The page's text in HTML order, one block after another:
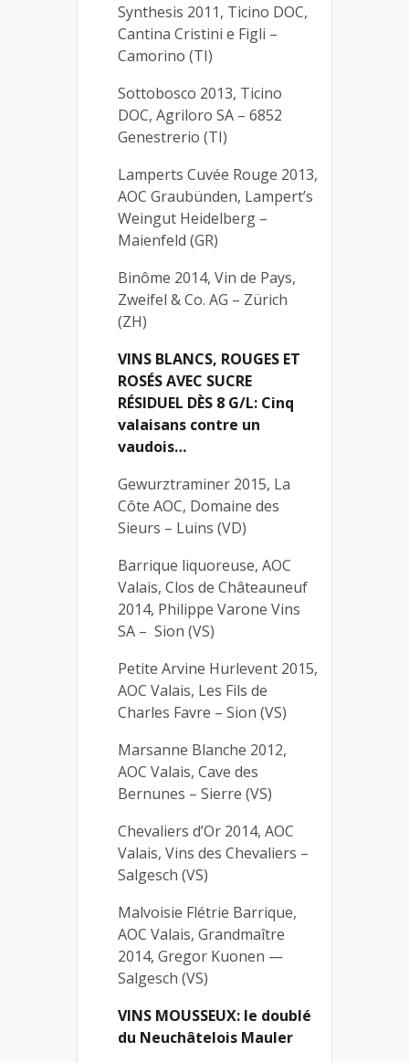
Synthesis 2011, Ticino DOC,
Cantina Cristini e Figli –
Camorino (TI)
Sottobosco 2013, Ticino
DOC, Agriloro SA – 6852
Genestrerio (TI)
Lamperts Cuvée Rouge 2013,
AOC Graubünden, Lampert’s
Weingut Heidelberg –
Maienfeld (GR)
Binôme 2014, Vin de Pays,
Zweifel & Co. AG – Zürich
(ZH)
VINS BLANCS, ROUGES ET
ROSÉS AVEC SUCRE
RÉSIDUEL DÈS 8 G/L: Cinq
valaisans contre un
vaudois…
Gewurztraminer 2015, La
Côte AOC, Domaine des
Sieurs – Luins (VD)
Barrique liquoreuse, AOC
Valais, Clos de Châteauneuf
2014, Philippe Varone Vins
SA – Sion (VS)
Petite Arvine Hurlevent 2015,
AOC Valais, Les Fils de
Charles Favre – Sion (VS)
Marsanne Blanche 2012,
AOC Valais, Cave des
Bernunes – Sierre (VS)
Chevaliers d’Or 2014, AOC
Valais, Vins des Chevaliers –
Salgesch (VS)
Malvoisie Flétrie Barrique,
AOC Valais, Grandmaître
2014, Gregor Kuonen —
Salgesch (VS)
VINS MOUSSEUX: le doublé
du Neuchâtelois Mauler